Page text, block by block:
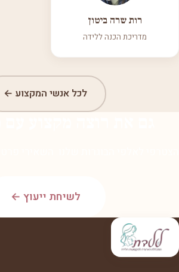
רות שרה ביטון
מדריכת הכנה ללידה
לכל אנשי המקצוע ←
לשיחת ייעוץ ←